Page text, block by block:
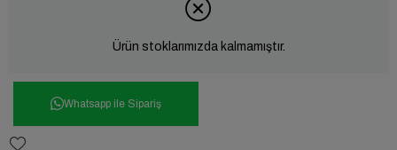
Ürün stoklarımızda kalmamıştır.
Whatsapp ile Sipariş